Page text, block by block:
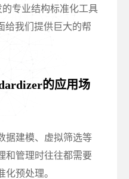
的专业结构标准化工具
给我们提供巨大的帮
的应用场
据建模、虚拟筛选等
和管理时往往都需要
预处理。